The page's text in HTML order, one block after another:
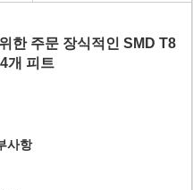
한 주문 장식적인 SMD T8
개 피트
사항